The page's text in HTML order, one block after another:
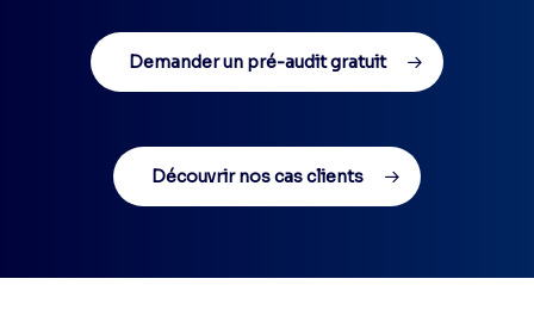
Demander un pré-audit gratuit
Découvrir nos cas clients